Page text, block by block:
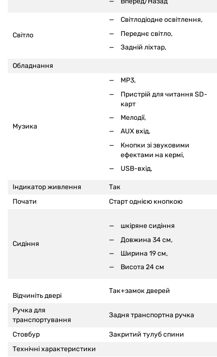
Світло
Світлодіодне освітлення,
Переднє світло,
Задній ліхтар,
Обладнання
Музика
MP3,
Пристрій для читання SD-
карт
Мелодії,
AUX вхід,
Кнопки зі звуковими
ефектами на кермі,
USB-вхід,
Індикатор живлення
Так
Почати
Старт однією кнопкою
Сидіння
шкіряне сидіння
Довжина 34 см,
Ширина 19 см,
Висота 24 см
Відчиніть двері
Так+замок дверей
Ручка для
транспортування
Задня транспортна ручка
Стовбур
Закритий тулуб спини
Технічні характеристики